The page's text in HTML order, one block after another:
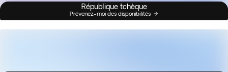
République tchèque
Prévenez-moi des disponibilités